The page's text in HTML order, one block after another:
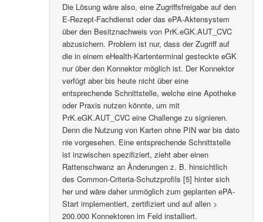
Die Lösung wäre also, eine Zugriffsfreigabe auf den
E-Rezept-Fachdienst oder das ePA-Aktensystem
über den Besitznachweis von PrK.eGK.AUT_CVC
abzusichern. Problem ist nur, dass der Zugriff auf
die in einem eHealth-Kartenterminal gesteckte eGK
nur über den Konnektor möglich ist. Der Konnektor
verfügt aber bis heute nicht über eine
entsprechende Schnittstelle, welche eine Apotheke
oder Praxis nutzen könnte, um mit
PrK.eGK.AUT_CVC eine Challenge zu signieren.
Denn die Nutzung von Karten ohne PIN war bis dato
nie vorgesehen. Eine entsprechende Schnittstelle
ist inzwischen spezifiziert, zieht aber einen
Rattenschwanz an Änderungen z. B. hinsichtlich
des Common-Criteria-Schutzprofils [5] hinter sich
her und wäre daher unmöglich zum geplanten ePA-
Start implementiert, zertifiziert und auf allen >
200.000 Konnektoren im Feld installiert.